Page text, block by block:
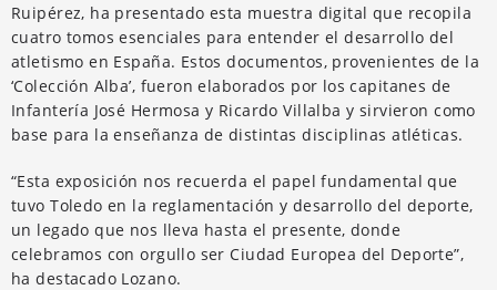
Ruipérez, ha presentado esta muestra digital que recopila
cuatro tomos esenciales para entender el desarrollo del
atletismo en España. Estos documentos, provenientes de la
‘Colección Alba’, fueron elaborados por los capitanes de
Infantería José Hermosa y Ricardo Villalba y sirvieron como
base para la enseñanza de distintas disciplinas atléticas.
“Esta exposición nos recuerda el papel fundamental que
tuvo Toledo en la reglamentación y desarrollo del deporte,
un legado que nos lleva hasta el presente, donde
celebramos con orgullo ser Ciudad Europea del Deporte”,
ha destacado Lozano.